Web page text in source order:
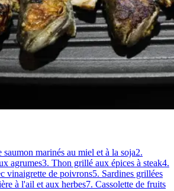
saumon marinés au miel et à la soja2.
agrumes3. Thon grillé aux épices à steak4.
vinaigrette de poivrons5. Sardines grillées
à l'ail et aux herbes7. Cassolette de fruits